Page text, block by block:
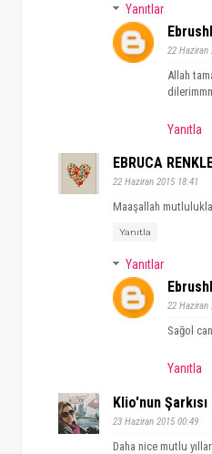
Yanıtlar
22 Haziran
Allah
Yanıtla
EBRUCA
22 Haziran 2015 18:41
Maaşallah
Yanıtla
Yanıtlar
22 Haziran
Sağol
Yanıtla
Klio'nun Şarkısı
23 Haziran 2015 00:49
Daha nice mutlu